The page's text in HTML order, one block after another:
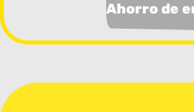
Ahorro de